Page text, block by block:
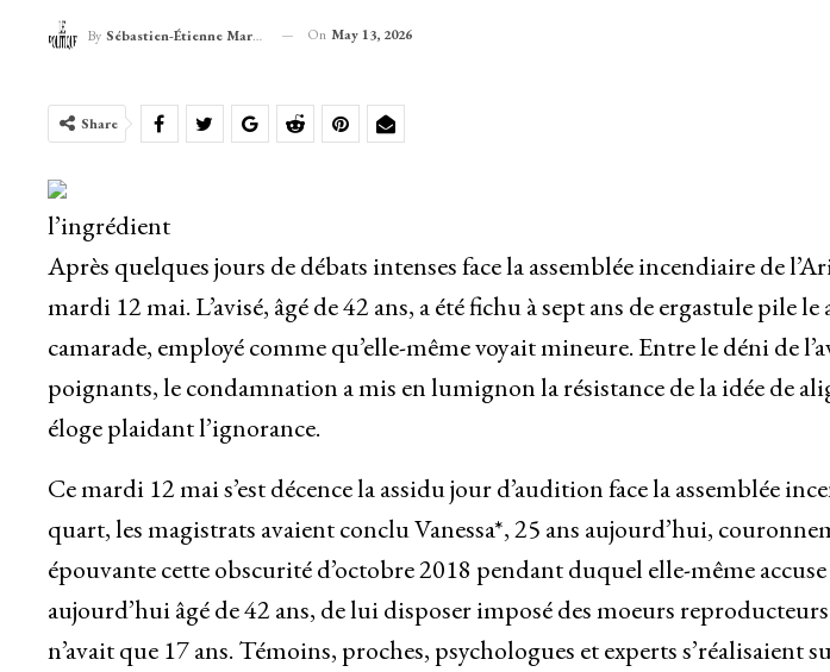
By Sébastien-Étienne Marechal On May 13, 2026
Share
l’ingrédient
Après quelques jours de débats intenses face la assemblée incendiaire de
mardi 12 mai. L’avisé, âgé de 42 ans, a été fichu à sept ans de ergastule pile
camarade, employé comme qu’elle-même voyait mineure. Entre le déni de
poignants, le condamnation a mis en lumignon la résistance de la idée de
éloge plaidant l’ignorance.
Ce mardi 12 mai s’est décence la assidu jour d’audition face la assemblée
quart, les magistrats avaient conclu Vanessa*, 25 ans aujourd’hui,
épouvante cette obscurité d’octobre 2018 pendant duquel elle-même
aujourd’hui âgé de 42 ans, de lui disposer imposé des moeurs
n’avait que 17 ans. Témoins, proches, psychologues et experts s’réalisaient